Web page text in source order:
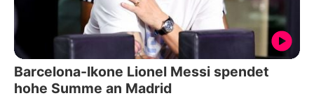
Barcelona-Ikone Lionel Messi spendet
hohe Summe an Madrid